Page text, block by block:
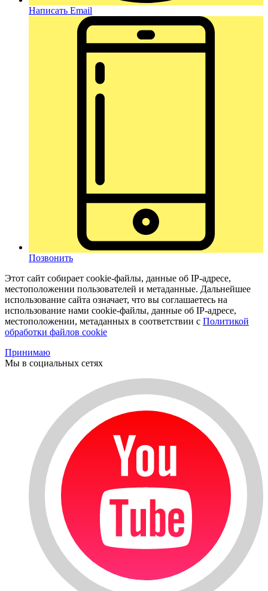
Написать Email
Позвонить
Этот сайт собирает cookie-файлы, данные об IP-адресе,
местоположении пользователей и метаданные. Дальнейшее
использование сайта означает, что вы соглашаетесь на
использование нами cookie-файлы, данные об IP-адресе,
местоположении, метаданных в соответствии с Политикой
обработки файлов cookie
Принимаю
Мы в социальных сетях